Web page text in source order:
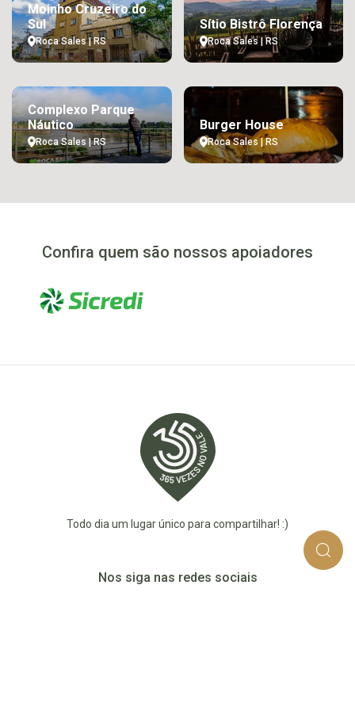
Moinho Cruzeiro do
Sul
Roca Sales | RS
Sítio Bistrô Florença
Roca Sales | RS
Complexo Parque
Náutico
Roca Sales | RS
Burger House
Roca Sales | RS
Confira quem são nossos apoiadores
Todo dia um lugar único para compartilhar! :)
Nos siga nas redes sociais